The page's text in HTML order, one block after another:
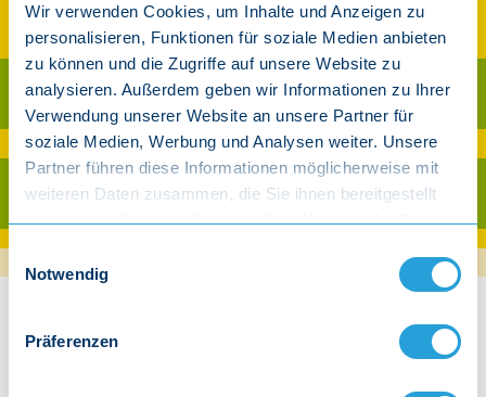
Wir verwenden Cookies, um Inhalte und Anzeigen zu
personalisieren, Funktionen für soziale Medien anbieten
zu können und die Zugriffe auf unsere Website zu
analysieren. Außerdem geben wir Informationen zu Ihrer
Verwendung unserer Website an unsere Partner für
soziale Medien, Werbung und Analysen weiter. Unsere
Partner führen diese Informationen möglicherweise mit
weiteren Daten zusammen, die Sie ihnen bereitgestellt
haben oder die sie im Rahmen Ihrer Nutzung der Dienste
Einwilligungsauswahl
Notwendig
Präferenzen
12,00 €10,00€
inkl. gesetzl. MwSt.
Als CD kaufen
Ab 30 € Warenwert versandkostenfrei innerhalb Deutschland (exkl. Player)
Als Download kaufen